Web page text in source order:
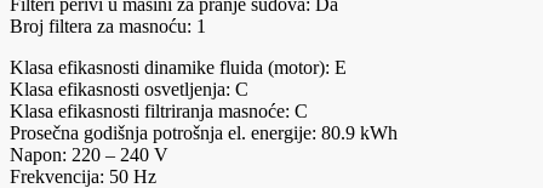
Broj filtera za masnoću: 1
Klasa efikasnosti dinamike fluida (motor): E
Klasa efikasnosti osvetljenja: C
Klasa efikasnosti filtriranja masnoće: C
Prosečna godišnja potrošnja el. energije: 80.9 kWh
Napon: 220 – 240 V
Frekvencija: 50 Hz